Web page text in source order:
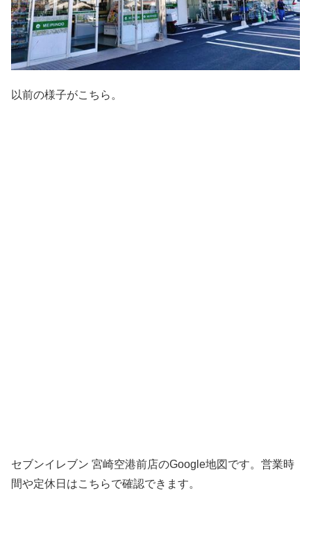
以前の様子がこちら。
セブンイレブン 宮崎空港前店のGoogle地図です。営業時
間や定休日はこちらで確認できます。